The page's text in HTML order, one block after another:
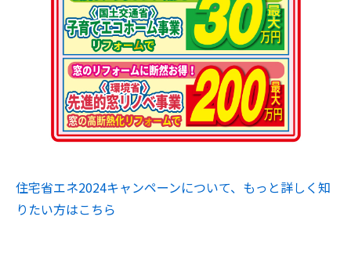
住宅省エネ2024キャンペーンについて、もっと詳しく知
りたい方はこちら